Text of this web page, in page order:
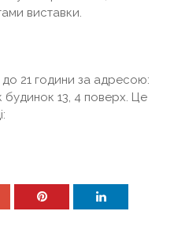
виставки.
21 години за адресою:
13, 4 поверх. Це